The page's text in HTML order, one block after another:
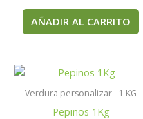
AÑADIR AL CARRITO
Verdura personalizar - 1 KG
Pepinos 1Kg